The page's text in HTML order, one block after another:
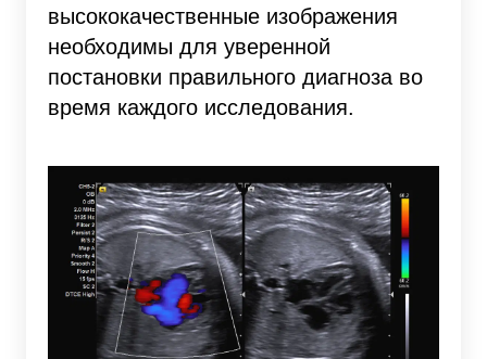
высококачественные изображения
необходимы для уверенной
постановки правильного диагноза во
время каждого исследования.